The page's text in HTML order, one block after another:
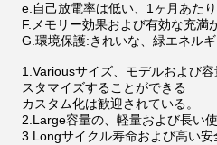
e.自己放電率は低い、1ヶ月あたり
F.メモリー効果および有効な充満
G.環境保護:きれいな、緑エネル
1.Variousサイズ、モデルおよび
スタマイズすることができる
カスタム化は歓迎されている。
2.Large容量の、軽量および長い使
3.Longサイクル寿命および高い安